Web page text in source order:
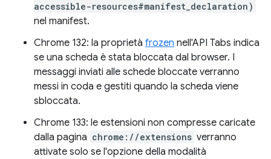
accessible-resources#manifest_declaration)
nel manifest.
Chrome 132: la proprietà frozen nell'API Tabs indica
se una scheda è stata bloccata dal browser. I
messaggi inviati alle schede bloccate verranno
messi in coda e gestiti quando la scheda viene
sbloccata.
Chrome 133: le estensioni non compresse caricate
dalla pagina chrome://extensions verranno
attivate solo se l'opzione della modalità